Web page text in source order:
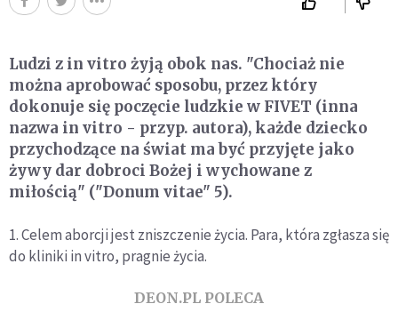
Ludzi z in vitro żyją obok nas. "Chociaż nie
można aprobować sposobu, przez który
dokonuje się poczęcie ludzkie w FIVET (inna
nazwa in vitro - przyp. autora), każde dziecko
przychodzące na świat ma być przyjęte jako
żywy dar dobroci Bożej i wychowane z
miłością" ("Donum vitae" 5).
1. Celem aborcji jest zniszczenie życia. Para, która zgłasza się
do kliniki in vitro, pragnie życia.
DEON.PL POLECA